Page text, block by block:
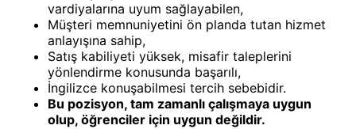
vardiyalarına uyum sağlayabilen,
Müşteri memnuniyetini ön planda tutan hizmet
anlayışına sahip,
Satış kabiliyeti yüksek, misafir taleplerini
yönlendirme konusunda başarılı,
İngilizce konuşabilmesi tercih sebebidir.
Bu pozisyon, tam zamanlı çalışmaya uygun
olup, öğrenciler için uygun değildir.